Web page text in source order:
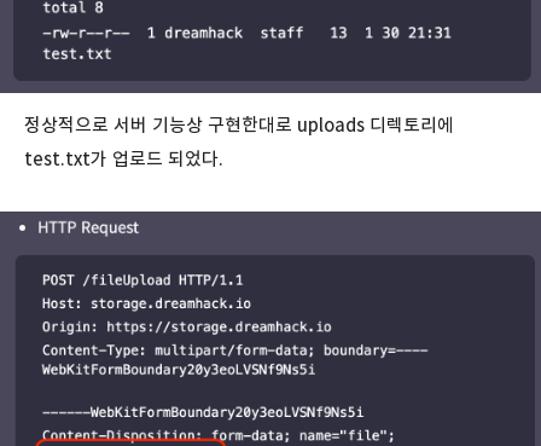
정상적으로 서버 기능상 구현한대로 uploads 디렉토리에
test.txt가 업로드 되었다.